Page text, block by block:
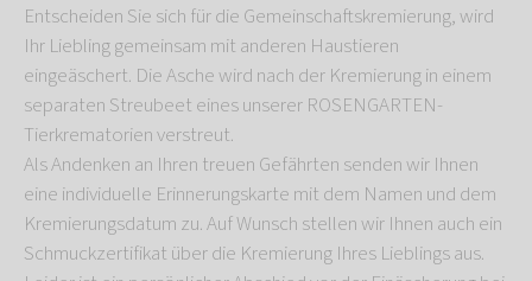
Entscheiden Sie sich für die Gemeinschaftskremierung, wird
Ihr Liebling gemeinsam mit anderen Haustieren
eingeäschert. Die Asche wird nach der Kremierung in einem
separaten Streubeet eines unserer ROSENGARTEN-
Tierkrematorien verstreut.
Als Andenken an Ihren treuen Gefährten senden wir Ihnen
eine individuelle Erinnerungskarte mit dem Namen und dem
Kremierungsdatum zu. Auf Wunsch stellen wir Ihnen auch ein
Schmuckzertifikat über die Kremierung Ihres Lieblings aus.